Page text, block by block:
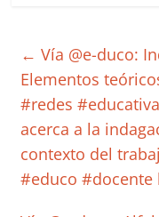
← Vía @e-duco:
Elementos
#redes
acerca a la
contexto del
#educo #docente